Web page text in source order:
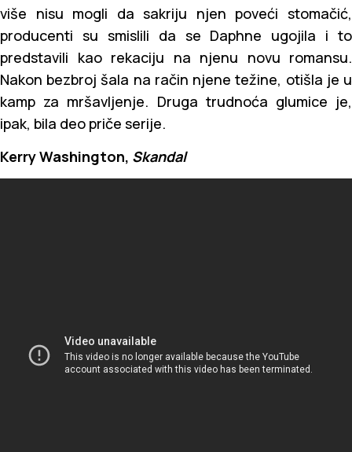
više nisu mogli da sakriju njen poveći stomačić,
producenti su smislili da se Daphne ugojila i to
predstavili kao rekaciju na njenu novu romansu.
Nakon bezbroj šala na račin njene težine, otišla je u
kamp za mršavljenje. Druga trudnoća glumice je,
ipak, bila deo priče serije.
Kerry Washington, Skandal